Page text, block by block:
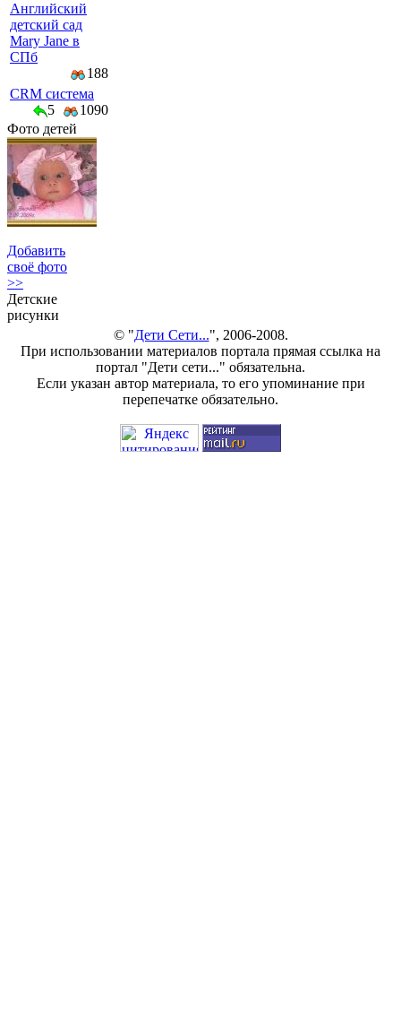
Английский
детский сад
Mary Jane в
СПб
188
CRM система
5
1090
Фото детей
Добавить
своё фото
>>
Детские
рисунки
© "Дети Сети...", 2006-2008.
При использовании материалов портала прямая ссылка на
портал "Дети сети..." обязательна.
Если указан автор материала, то его упоминание при
перепечатке обязательно.